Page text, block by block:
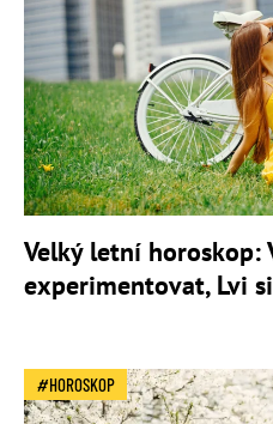
Velký letní horoskop:
experimentovat, Lvi
HOROSKOP